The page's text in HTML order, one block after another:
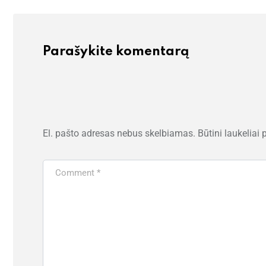
Parašykite komentarą
El. pašto adresas nebus skelbiamas. Būtini laukeliai